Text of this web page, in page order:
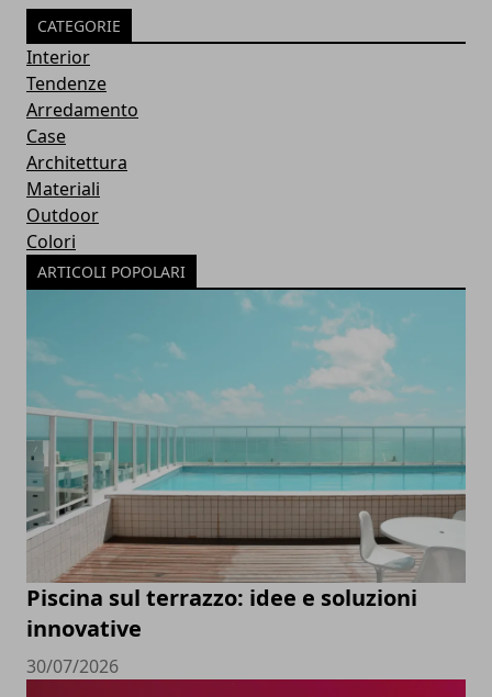
CATEGORIE
Interior
Tendenze
Arredamento
Case
Architettura
Materiali
Outdoor
Colori
ARTICOLI POPOLARI
Piscina sul terrazzo: idee e soluzioni
innovative
30/07/2026